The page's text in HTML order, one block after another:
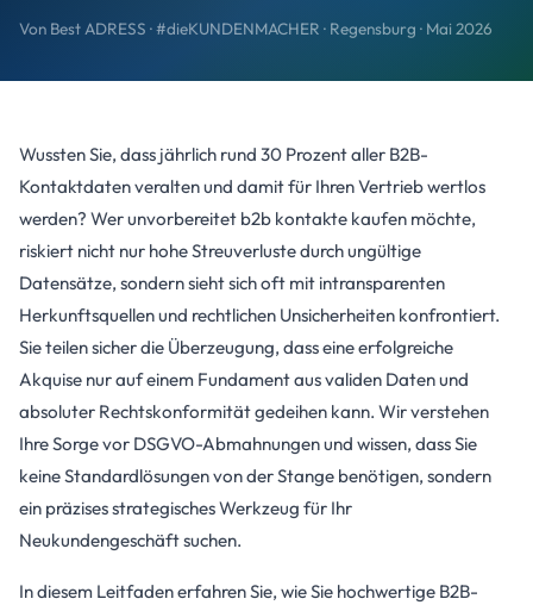
Von Best ADRESS · #dieKUNDENMACHER · Regensburg · Mai 2026
Wussten Sie, dass jährlich rund 30 Prozent aller B2B-
Kontaktdaten veralten und damit für Ihren Vertrieb wertlos
werden? Wer unvorbereitet b2b kontakte kaufen möchte,
riskiert nicht nur hohe Streuverluste durch ungültige
Datensätze, sondern sieht sich oft mit intransparenten
Herkunftsquellen und rechtlichen Unsicherheiten konfrontiert.
Sie teilen sicher die Überzeugung, dass eine erfolgreiche
Akquise nur auf einem Fundament aus validen Daten und
absoluter Rechtskonformität gedeihen kann. Wir verstehen
Ihre Sorge vor DSGVO-Abmahnungen und wissen, dass Sie
keine Standardlösungen von der Stange benötigen, sondern
ein präzises strategisches Werkzeug für Ihr
Neukundengeschäft suchen.
In diesem Leitfaden erfahren Sie, wie Sie hochwertige B2B-